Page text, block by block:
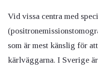
Vid vissa centra med
som är mest känslig för
kärlväggarna. I Sverige